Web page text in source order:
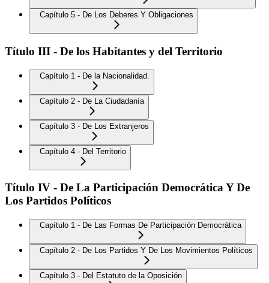
Capítulo 5 - De Los Deberes Y Obligaciones
Título III - De los Habitantes y del Territorio
Capítulo 1 - De la Nacionalidad.
Capítulo 2 - De La Ciudadanía
Capítulo 3 - De Los Extranjeros
Capítulo 4 - Del Territorio
Título IV - De La Participación Democrática Y De
Los Partidos Políticos
Capítulo 1 - De Las Formas De Participación Democrática
Capítulo 2 - De Los Partidos Y De Los Movimientos Políticos
Capítulo 3 - Del Estatuto de la Oposición